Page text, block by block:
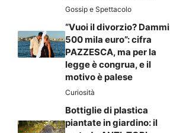
Gossip e Spettacolo
“Vuoi il divorzio? Dammi
500 mila euro”: cifra
PAZZESCA, ma per la
legge è congrua, e il
motivo è palese
Curiosità
Bottiglie di plastica
piantate in giardino: il